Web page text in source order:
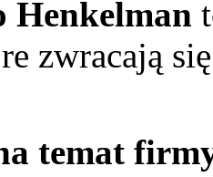
Henkelman
zwracają
temat